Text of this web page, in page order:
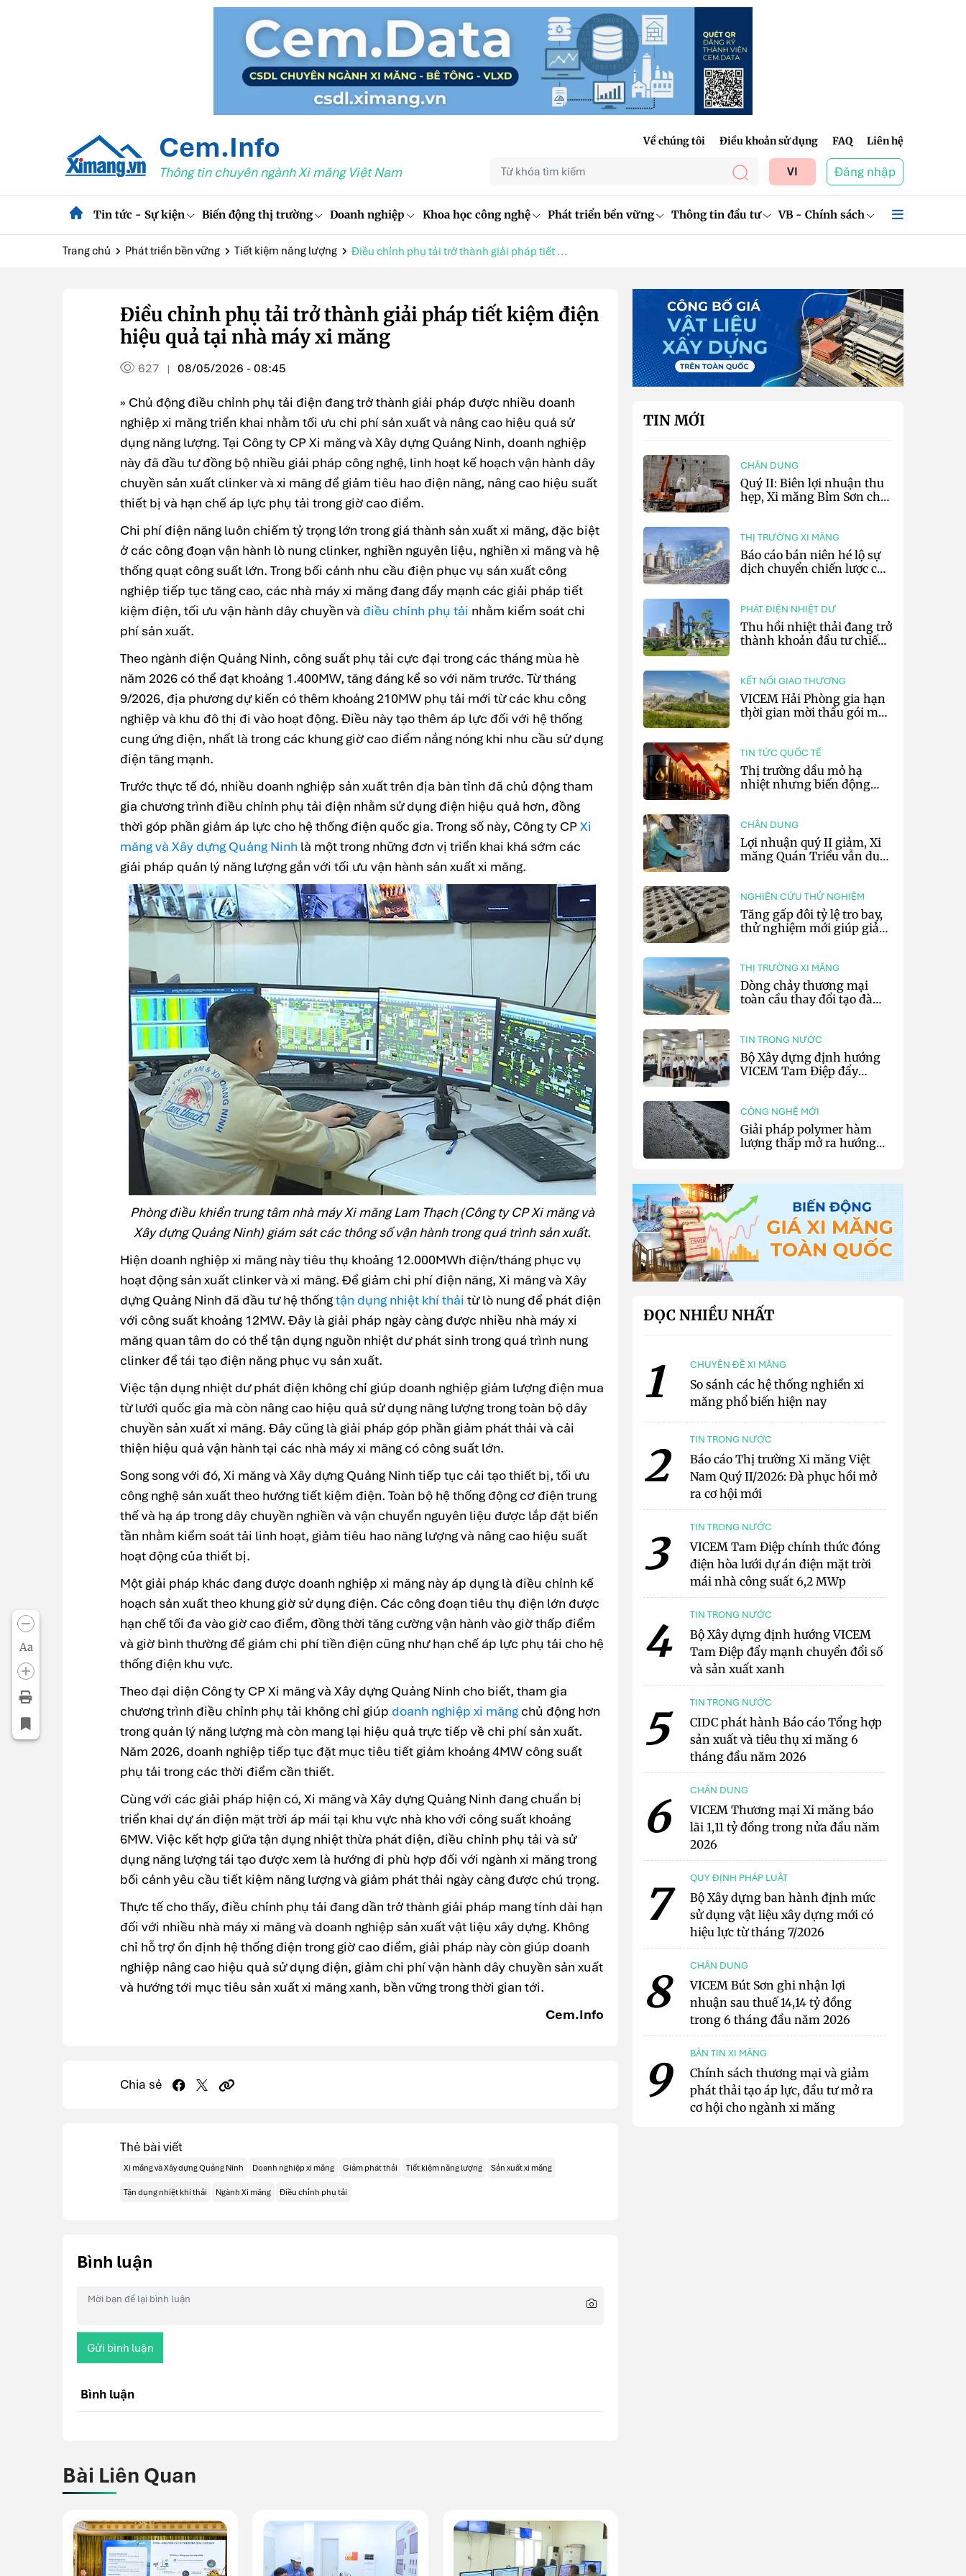
Cem.Info
Thông tin chuyên ngành Xi măng Việt Nam
Về chúng tôi Điều khoản sử dụng FAQ Liên hệ
VI Đăng nhập
Tin tức - Sự kiện Biến động thị trường Doanh nghiệp Khoa học công nghệ Phát triển bền vững Thông tin đầu tư VB - Chính sách
Trang chủ Phát triển bền vững Tiết kiệm năng lượng Điều chỉnh phụ tải trở thành giải pháp tiết ...
Aa
Điều chỉnh phụ tải trở thành giải pháp tiết kiệm điện
hiệu quả tại nhà máy xi măng
627 | 08/05/2026 - 08:45
» Chủ động điều chỉnh phụ tải điện đang trở thành giải pháp được nhiều doanh
nghiệp xi măng triển khai nhằm tối ưu chi phí sản xuất và nâng cao hiệu quả sử
dụng năng lượng. Tại Công ty CP Xi măng và Xây dựng Quảng Ninh, doanh nghiệp
này đã đầu tư đồng bộ nhiều giải pháp công nghệ, linh hoạt kế hoạch vận hành dây
chuyền sản xuất clinker và xi măng để giảm tiêu hao điện năng, nâng cao hiệu suất
thiết bị và hạn chế áp lực phụ tải trong giờ cao điểm.
Chi phí điện năng luôn chiếm tỷ trọng lớn trong giá thành sản xuất xi măng, đặc biệt
ở các công đoạn vận hành lò nung clinker, nghiền nguyên liệu, nghiền xi măng và hệ
thống quạt công suất lớn. Trong bối cảnh nhu cầu điện phục vụ sản xuất công
nghiệp tiếp tục tăng cao, các nhà máy xi măng đang đẩy mạnh các giải pháp tiết
kiệm điện, tối ưu vận hành dây chuyền và điều chỉnh phụ tải nhằm kiểm soát chi
phí sản xuất.
Theo ngành điện Quảng Ninh, công suất phụ tải cực đại trong các tháng mùa hè
năm 2026 có thể đạt khoảng 1.400MW, tăng đáng kể so với năm trước. Từ tháng
9/2026, địa phương dự kiến có thêm khoảng 210MW phụ tải mới từ các khu công
nghiệp và khu đô thị đi vào hoạt động. Điều này tạo thêm áp lực đối với hệ thống
cung ứng điện, nhất là trong các khung giờ cao điểm nắng nóng khi nhu cầu sử dụng
điện tăng mạnh.
Trước thực tế đó, nhiều doanh nghiệp sản xuất trên địa bàn tỉnh đã chủ động tham
gia chương trình điều chỉnh phụ tải điện nhằm sử dụng điện hiệu quả hơn, đồng
thời góp phần giảm áp lực cho hệ thống điện quốc gia. Trong số này, Công ty CPXi
măng và Xây dựng Quảng Ninh là một trong những đơn vị triển khai khá sớm các
giải pháp quản lý năng lượng gắn với tối ưu vận hành sản xuất xi măng.
Phòng điều khiển trung tâm nhà máy Xi măng Lam Thạch (Công ty CP Xi măng và
Xây dựng Quảng Ninh) giám sát các thông số vận hành trong quá trình sản xuất.
Hiện doanh nghiệp xi măng này tiêu thụ khoảng 12.000MWh điện/tháng phục vụ
hoạt động sản xuất clinker và xi măng. Để giảm chi phí điện năng, Xi măng và Xây
dựng Quảng Ninh đã đầu tư hệ thốngtận dụng nhiệt khí thải từ lò nung để phát điện
với công suất khoảng 12MW. Đây là giải pháp ngày càng được nhiều nhà máy xi
măng quan tâm do có thể tận dụng nguồn nhiệt dư phát sinh trong quá trình nung
clinker để tái tạo điện năng phục vụ sản xuất.
Việc tận dụng nhiệt dư phát điện không chỉ giúp doanh nghiệp giảm lượng điện mua
từ lưới quốc gia mà còn nâng cao hiệu quả sử dụng năng lượng trong toàn bộ dây
chuyền sản xuất xi măng. Đây cũng là giải pháp góp phần giảm phát thải và cải
thiện hiệu quả vận hành tại các nhà máy xi măng có công suất lớn.
Song song với đó, Xi măng và Xây dựng Quảng Ninh tiếp tục cải tạo thiết bị, tối ưu
công nghệ sản xuất theo hướng tiết kiệm điện. Toàn bộ hệ thống động cơ điện trung
thế và hạ áp trong dây chuyền nghiền và vận chuyển nguyên liệu được lắp đặt biến
tần nhằm kiểm soát tải linh hoạt, giảm tiêu hao năng lượng và nâng cao hiệu suất
hoạt động của thiết bị.
Một giải pháp khác đang được doanh nghiệp xi măng này áp dụng là điều chỉnh kế
hoạch sản xuất theo khung giờ sử dụng điện. Các công đoạn tiêu thụ điện lớn được
hạn chế tối đa vào giờ cao điểm, đồng thời tăng cường vận hành vào giờ thấp điểm
và giờ bình thường để giảm chi phí tiền điện cũng như hạn chế áp lực phụ tải cho hệ
thống điện khu vực.
Theo đại diện Công ty CP Xi măng và Xây dựng Quảng Ninh cho biết, tham gia
chương trình điều chỉnh phụ tải không chỉ giúp doanh nghiệp xi măng chủ động hơn
trong quản lý năng lượng mà còn mang lại hiệu quả trực tiếp về chi phí sản xuất.
Năm 2026, doanh nghiệp tiếp tục đặt mục tiêu tiết giảm khoảng 4MW công suất
phụ tải trong các thời điểm cần thiết.
Cùng với các giải pháp hiện có, Xi măng và Xây dựng Quảng Ninh đang chuẩn bị
triển khai dự án điện mặt trời áp mái tại khu vực nhà kho với công suất khoảng
6MW. Việc kết hợp giữa tận dụng nhiệt thừa phát điện, điều chỉnh phụ tải và sử
dụng năng lượng tái tạo được xem là hướng đi phù hợp đối với ngành xi măng trong
bối cảnh yêu cầu tiết kiệm năng lượng và giảm phát thải ngày càng được chú trọng.
Thực tế cho thấy, điều chỉnh phụ tải đang dần trở thành giải pháp mang tính dài hạn
đối với nhiều nhà máy xi măng và doanh nghiệp sản xuất vật liệu xây dựng. Không
chỉ hỗ trợ ổn định hệ thống điện trong giờ cao điểm, giải pháp này còn giúp doanh
nghiệp nâng cao hiệu quả sử dụng điện, giảm chi phí vận hành dây chuyền sản xuất
và hướng tới mục tiêu sản xuất xi măng xanh, bền vững trong thời gian tới.
Cem.Info
Chia sẻ
Thẻ bài viết
Xi măng và Xây dựng Quảng Ninh Doanh nghiệp xi măng Giảm phát thải Tiết kiệm năng lượng Sản xuất xi măng
Tận dụng nhiệt khí thải Ngành Xi măng Điều chỉnh phụ tải
Bình luận
Gửi bình luận
Bình luận
Bài Liên Quan
TIN MỚI
CHÂN DUNG
Quý II: Biên lợi nhuận thu
hẹp, Xi măng Bỉm Sơn chỉ
THỊ TRƯỜNG XI MĂNG
Báo cáo bán niên hé lộ sự
dịch chuyển chiến lược của
PHÁT ĐIỆN NHIỆT DƯ
Thu hồi nhiệt thải đang trở
thành khoản đầu tư chiến
KẾT NỐI GIAO THƯƠNG
VICEM Hải Phòng gia hạn
thời gian mời thầu gói mua
TIN TỨC QUỐC TẾ
Thị trường dầu mỏ hạ
nhiệt nhưng biến động
CHÂN DUNG
Lợi nhuận quý II giảm, Xi
măng Quán Triều vẫn duy
NGHIÊN CỨU THỬ NGHIỆM
Tăng gấp đôi tỷ lệ tro bay,
thử nghiệm mới giúp giảm
THỊ TRƯỜNG XI MĂNG
Dòng chảy thương mại
toàn cầu thay đổi tạo đà
TIN TRONG NƯỚC
Bộ Xây dựng định hướng
VICEM Tam Điệp đẩy
CÔNG NGHỆ MỚI
Giải pháp polymer hàm
lượng thấp mở ra hướng
ĐỌC NHIỀU NHẤT
1 CHUYÊN ĐỀ XI MĂNG
So sánh các hệ thống nghiền xi
măng phổ biến hiện nay
2 TIN TRONG NƯỚC
Báo cáo Thị trường Xi măng Việt
Nam Quý II/2026: Đà phục hồi mở
ra cơ hội mới
3 TIN TRONG NƯỚC
VICEM Tam Điệp chính thức đóng
điện hòa lưới dự án điện mặt trời
mái nhà công suất 6,2 MWp
4 TIN TRONG NƯỚC
Bộ Xây dựng định hướng VICEM
Tam Điệp đẩy mạnh chuyển đổi số
và sản xuất xanh
5 TIN TRONG NƯỚC
CIDC phát hành Báo cáo Tổng hợp
sản xuất và tiêu thụ xi măng 6
tháng đầu năm 2026
6 CHÂN DUNG
VICEM Thương mại Xi măng báo
lãi 1,11 tỷ đồng trong nửa đầu năm
2026
7 QUY ĐỊNH PHÁP LUẬT
Bộ Xây dựng ban hành định mức
sử dụng vật liệu xây dựng mới có
hiệu lực từ tháng 7/2026
8 CHÂN DUNG
VICEM Bút Sơn ghi nhận lợi
nhuận sau thuế 14,14 tỷ đồng
trong 6 tháng đầu năm 2026
9 BẢN TIN XI MĂNG
Chính sách thương mại và giảm
phát thải tạo áp lực, đầu tư mở ra
cơ hội cho ngành xi măng